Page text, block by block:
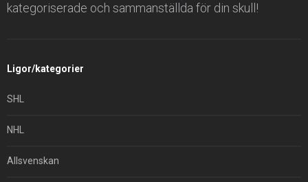
kategoriserade och sammanställda för din skull!
Ligor/kategorier
SHL
NHL
Allsvenskan